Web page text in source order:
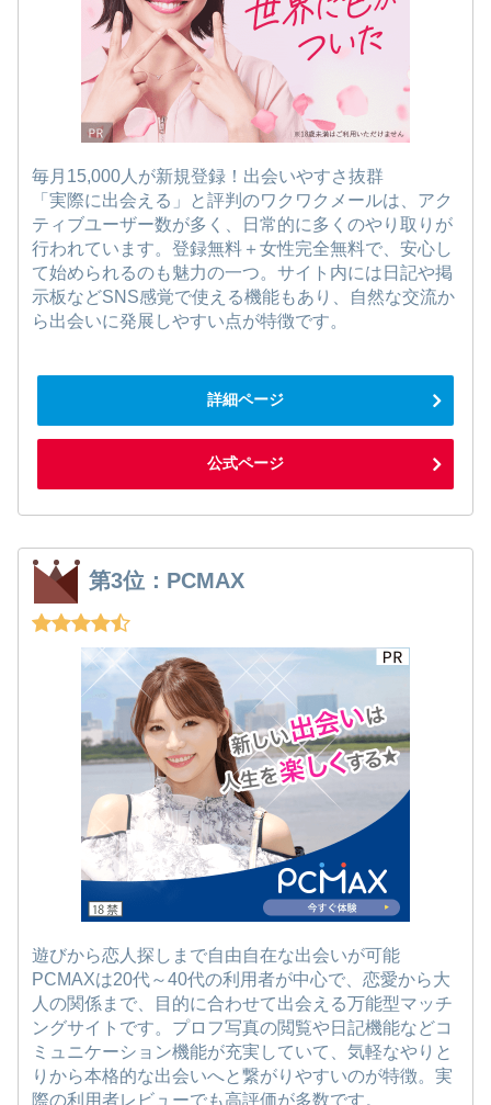
毎月15,000人が新規登録！出会いやすさ抜群
「実際に出会える」と評判のワクワクメールは、アク
ティブユーザー数が多く、日常的に多くのやり取りが
行われています。登録無料＋女性完全無料で、安心し
て始められるのも魅力の一つ。サイト内には日記や掲
示板などSNS感覚で使える機能もあり、自然な交流か
ら出会いに発展しやすい点が特徴です。
詳細ページ
公式ページ
第3位：PCMAX
遊びから恋人探しまで自由自在な出会いが可能
PCMAXは20代～40代の利用者が中心で、恋愛から大
人の関係まで、目的に合わせて出会える万能型マッチ
ングサイトです。プロフ写真の閲覧や日記機能などコ
ミュニケーション機能が充実していて、気軽なやりと
りから本格的な出会いへと繋がりやすいのが特徴。実
際の利用者レビューでも高評価が多数です。